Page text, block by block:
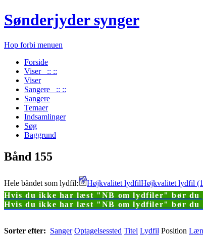
Sønderjyder synger
Hop forbi menuen
Forside
Viser :: ::
Viser
Sangere :: ::
Sangere
Temaer
Indsamlinger
Søg
Baggrund
Bånd 155
Hele båndet som lydfil: Højkvalitet lydfilHøjkvalitet lydfil
Hvis du ikke har læst "NB om lydfiler" bør du
Hvis du ikke har læst "NB om lydfiler" bør du
Sorter efter: Sanger Optagelsessted Titel Lydfil Position